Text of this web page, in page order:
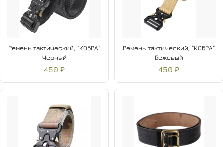
Ремень тактический, "КОБРА"
Черный
450 ₽
Ремень тактический, "КОБРА"
Бежевый
450 ₽